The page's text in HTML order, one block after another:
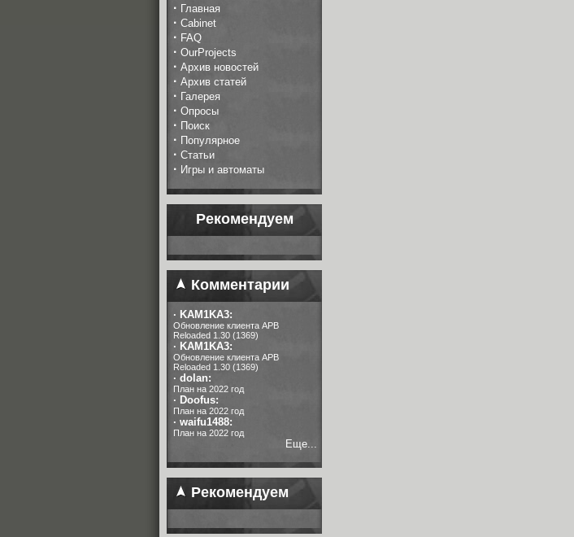
· Главная
· Cabinet
· FAQ
· OurProjects
· Архив новостей
· Архив статей
· Галерея
· Опросы
· Поиск
· Популярное
· Статьи
· Игры и автоматы
Рекомендуем
Комментарии
· KAM1KA3:
Обновление клиента APB
Reloaded 1.30 (1369)
· KAM1KA3:
Обновление клиента APB
Reloaded 1.30 (1369)
· dolan:
План на 2022 год
· Doofus:
План на 2022 год
· waifu1488:
План на 2022 год
Еще...
Рекомендуем